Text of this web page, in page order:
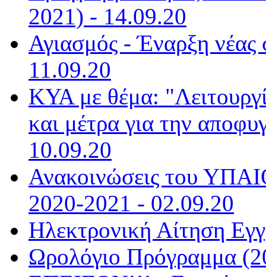
2021) - 14.09.20
Αγιασμός - Έναρξη νέας
11.09.20
ΚΥΑ με θέμα:
και μέτρα για την
10.09.20
Ανακοινώσεις του
2020-2021 - 02.09.20
Ηλεκτρονική Αίτηση
Ωρολόγιο Πρόγραμμα